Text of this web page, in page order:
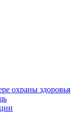
охраны здоровья